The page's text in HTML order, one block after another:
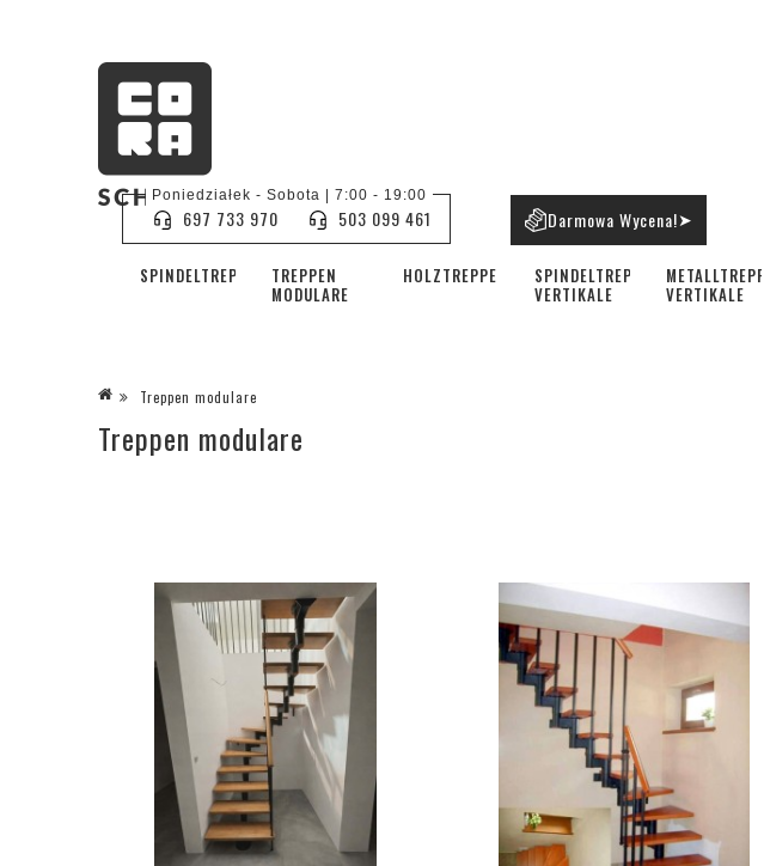
SPINDELTREPPE
TREPPEN
MODULARE
HOLZTREPPEN
SPINDELTREPPE
VERTIKALE
METALLTREPPE
VERTIKALE
Poniedziałek - Sobota | 7:00 - 19:00
697 733 970 503 099 461 Darmowa Wycena!➤
Treppen modulare
Treppen modulare